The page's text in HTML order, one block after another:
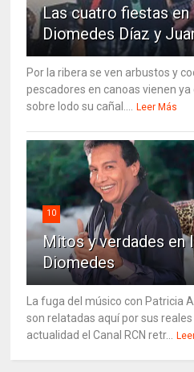
Las cuatro fiestas en
Diomedes Díaz y
Por la ribera se ven arbustos y
pescadores en canoas vienen
sobre lodo su cañal.... Leer Más
10
Mitos y verdades en
Diomedes
La fuga del músico con Patricia
son relatadas aquí por sus
actualidad el Canal RCN retr...